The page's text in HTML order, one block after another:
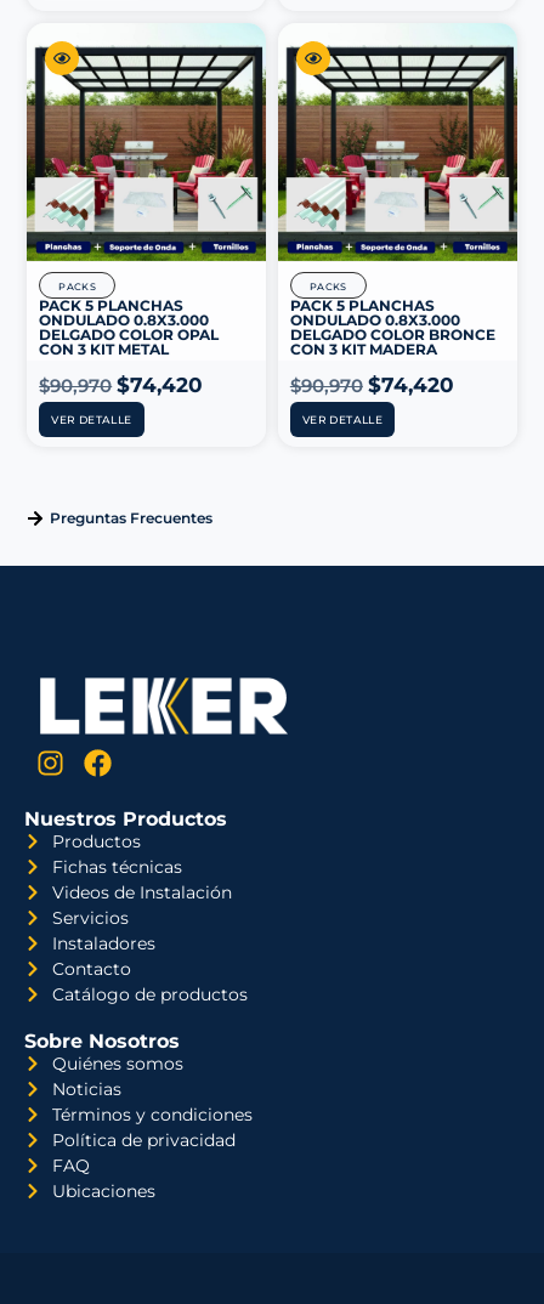
PACKS
PACK 5 PLANCHAS
ONDULADO 0.8X3.000
DELGADO COLOR OPAL
CON 3 KIT METAL
$90,970 $74,420
VER DETALLE
PACKS
PACK 5 PLANCHAS
ONDULADO 0.8X3.000
DELGADO COLOR BRONCE
CON 3 KIT MADERA
$90,970 $74,420
VER DETALLE
Preguntas Frecuentes
Nuestros Productos
Productos
Fichas técnicas
Videos de Instalación
Servicios
Instaladores
Contacto
Catálogo de productos
Sobre Nosotros
Quiénes somos
Noticias
Términos y condiciones
Política de privacidad
FAQ
Ubicaciones